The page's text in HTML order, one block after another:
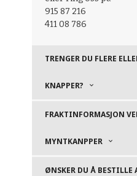
915 87 216
411 08 786
TRENGER DU FLERE
KNAPPER?
FRAKTINFORMASJON
MYNTKANPPER
ØNSKER DU Å BESTILLE